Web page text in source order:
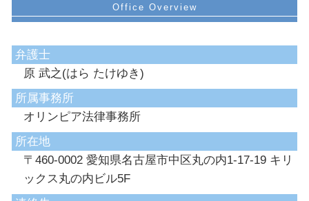
弁護士
原 武之(はら たけゆき)
所属事務所
オリンピア法律事務所
所在地
〒460-0002 愛知県名古屋市中区丸の内1-17-19 キリ
ックス丸の内ビル5F